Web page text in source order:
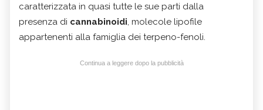
caratterizzata in quasi tutte le sue parti dalla
presenza di cannabinoidi, molecole lipofile
appartenenti alla famiglia dei terpeno-fenoli.
Continua a leggere dopo la pubblicità